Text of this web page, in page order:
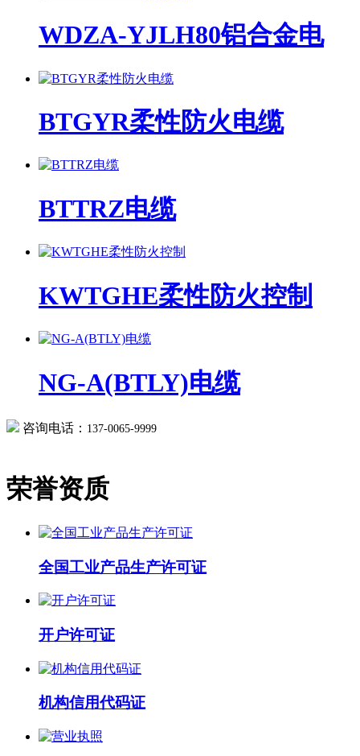
WDZA-YJLH80铝合金电
BTGYR柔性防火电缆
BTTRZ电缆
KWTGHE柔性防火控制
NG-A(BTLY)电缆
咨询电话： 137-0065-9999
荣誉资质
全国工业产品生产许可证
开户许可证
机构信用代码证